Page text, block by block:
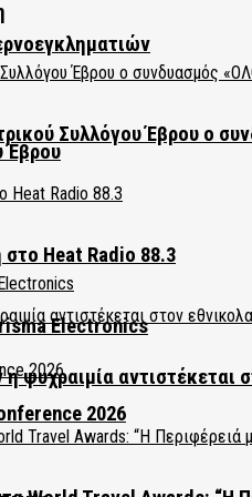
Συλλόγου Έβρου ο
Heat Radio 88.3
αντιστέκεται
Έβρου
Electronics
2026